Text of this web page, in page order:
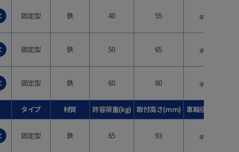
固定型 鉄 40 55 φ40
固定型 鉄 50 65 φ50
固定型 鉄 60 80 φ63
タイプ 材質 許容荷重(kg) 取付高さ(mm) 車輪径(mm)
固定型 鉄 65 93 φ75